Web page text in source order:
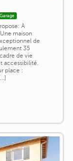
Garage
À
maison
de
35
de vie
accessibilité.
place :